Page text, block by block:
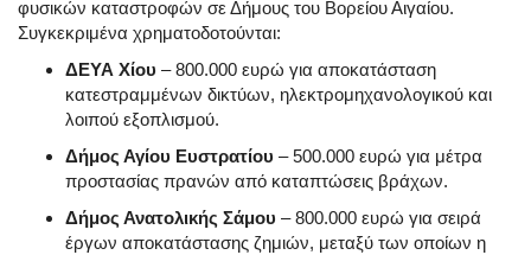
φυσικών καταστροφών σε Δήμους του Βορείου Αιγαίου.
Συγκεκριμένα χρηματοδοτούνται:
ΔΕΥΑ Χίου – 800.000 ευρώ για αποκατάσταση
κατεστραμμένων δικτύων, ηλεκτρομηχανολογικού και
λοιπού εξοπλισμού.
Δήμος Αγίου Ευστρατίου – 500.000 ευρώ για μέτρα
προστασίας πρανών από καταπτώσεις βράχων.
Δήμος Ανατολικής Σάμου – 800.000 ευρώ για σειρά
έργων αποκατάστασης ζημιών, μεταξύ των οποίων η